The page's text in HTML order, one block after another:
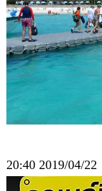
20:40 2019/04/22